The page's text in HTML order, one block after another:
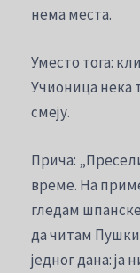
нема места.
Уместо тога:
Учионица нека
смеју.
Прича:
време. На
гледам шпанске
да читам
једног дана: ја